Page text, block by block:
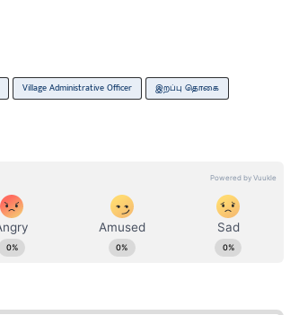
Village Administrative Officer இறப்பு தொகை